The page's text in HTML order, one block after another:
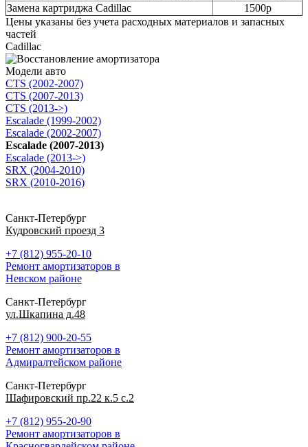
Замена картриджа Cadillac
1500р
Цены указаны без учета расходных материалов и запасных
частей
Cadillac
Модели авто
CTS (2002-2007)
CTS (2007-2013)
CTS (2013->)
Escalade (1999-2002)
Escalade (2002-2007)
Escalade (2007-2013)
Escalade (2013->)
SRX (2004-2010)
SRX (2010-2016)
Санкт-Петербург
Кудровский проезд 3
+7 (812) 955-20-10
Ремонт амортизаторов в
Невском районе
Санкт-Петербург
ул.Шкапина д.48
+7 (812) 900-20-55
Ремонт амортизаторов в
Адмиралтейском районе
Санкт-Петербург
Шафировский пр.22 к.5 с.2
+7 (812) 955-20-90
Ремонт амортизаторов в